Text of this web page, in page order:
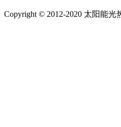
Copyright © 2012-2020 太阳能光